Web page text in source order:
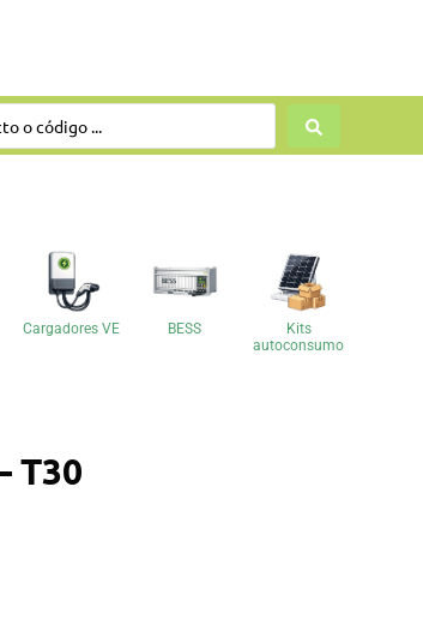
Cargadores VE BESS
Kits
autoconsumo
T30